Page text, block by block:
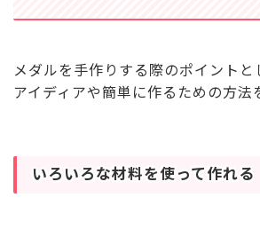
メダルを手作りする際のポイントと
アイディアや簡単に作るための方法
いろいろな材料を使って作れる